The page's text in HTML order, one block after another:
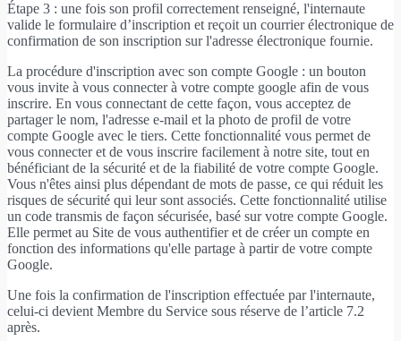
Étape 3 : une fois son profil correctement renseigné, l'internaute
valide le formulaire d’inscription et reçoit un courrier électronique de
confirmation de son inscription sur l'adresse électronique fournie.
La procédure d'inscription avec son compte Google : un bouton
vous invite à vous connecter à votre compte google afin de vous
inscrire. En vous connectant de cette façon, vous acceptez de
partager le nom, l'adresse e-mail et la photo de profil de votre
compte Google avec le tiers. Cette fonctionnalité vous permet de
vous connecter et de vous inscrire facilement à notre site, tout en
bénéficiant de la sécurité et de la fiabilité de votre compte Google.
Vous n'êtes ainsi plus dépendant de mots de passe, ce qui réduit les
risques de sécurité qui leur sont associés. Cette fonctionnalité utilise
un code transmis de façon sécurisée, basé sur votre compte Google.
Elle permet au Site de vous authentifier et de créer un compte en
fonction des informations qu'elle partage à partir de votre compte
Google.
Une fois la confirmation de l'inscription effectuée par l'internaute,
celui-ci devient Membre du Service sous réserve de l’article 7.2
après.